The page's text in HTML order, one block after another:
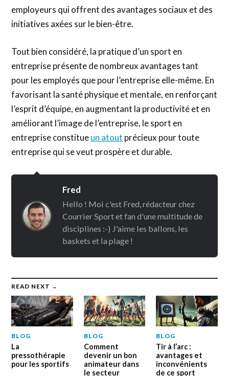
employeurs qui offrent des avantages sociaux et des
initiatives axées sur le bien-être.
Tout bien considéré, la pratique d’un sport en
entreprise présente de nombreux avantages tant
pour les employés que pour l’entreprise elle-même. En
favorisant la santé physique et mentale, en renforçant
l’esprit d’équipe, en augmentant la productivité et en
améliorant l’image de l’entreprise, le sport en
entreprise constitueun atout précieux pour toute
entreprise qui se veut prospère et durable.
Fred
Hello ! Moi c'est Fred, rédacteur chez
Courrier Sport et fan d'une multitude de
disciplines :-) J'aime les ballons, les
baskets et la plage !
READ NEXT →
BLOG
La
pressothérapie
pour les sportifs
BLOG
Comment
devenir un bon
animateur dans
le secteur
BLOG
Tir à l’arc :
avantages et
inconvénients
de ce sport